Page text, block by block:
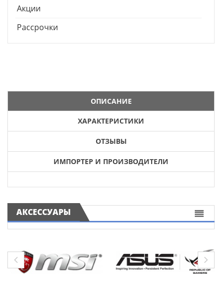
Акции
Рассрочки
ОПИСАНИЕ
ХАРАКТЕРИСТИКИ
ОТЗЫВЫ
ИМПОРТЕР И ПРОИЗВОДИТЕЛИ
АКСЕССУАРЫ